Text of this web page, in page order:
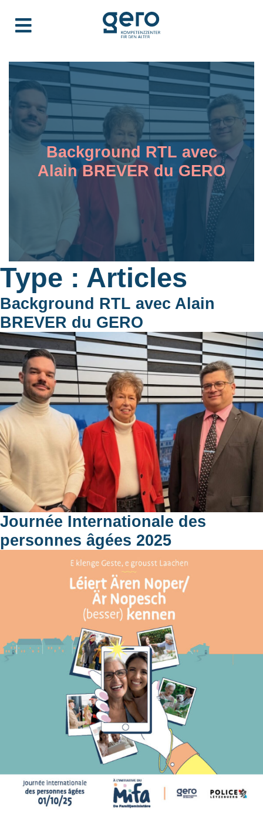
Background RTL avec
Alain BREVER du GERO
Type : Articles
Background RTL avec Alain
BREVER du GERO
Journée Internationale des
personnes âgées 2025